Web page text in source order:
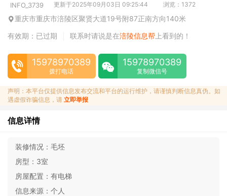
INFO_3739 更新于2025年09月03日 09:25:44 浏览：1372
重庆市重庆市涪陵区聚贤大道19号附87正南方向140米
有效期：已过期
联系时请说是在涪陵信息帮 上看到的！
15978970389
拨打电话
15978970389
复制微信号
声明：本平台仅提供信息发布交流和平台的运行维护，请谨慎判断信息真伪。如
遇虚假诈骗信息，请 立即举报
信息详情
装修情况： 毛坯
房型： 3室
房屋配置： 有电梯
信息来源： 个人